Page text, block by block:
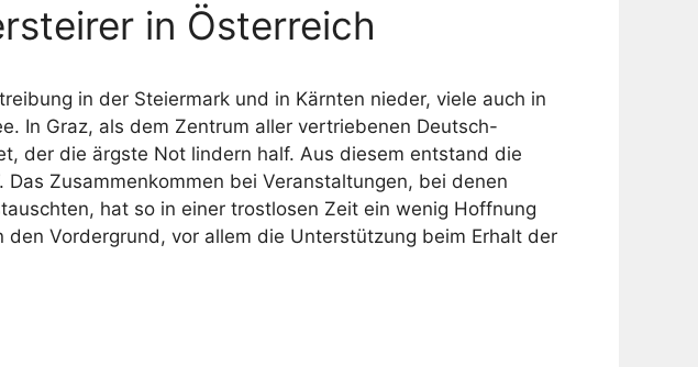
in Österreich
in der Steiermark und in Kärnten nieder, viele auch in
In Graz, als dem Zentrum aller vertriebenen Deutsch-
der die ärgste Not lindern half. Aus diesem entstand die
Zusammenkommen bei Veranstaltungen, bei denen
hat so in einer trostlosen Zeit ein wenig Hoffnung
Vordergrund, vor allem die Unterstützung beim Erhalt der